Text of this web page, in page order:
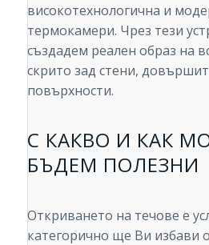
високотехнологична и
термокамери. Чрез тези
създадем реален образ на
скрито зад стени,
повърхности.
С КАКВО И КАК
БЪДЕМ ПОЛЕЗНИ
Откриването на течове е
категорично ще Ви избави